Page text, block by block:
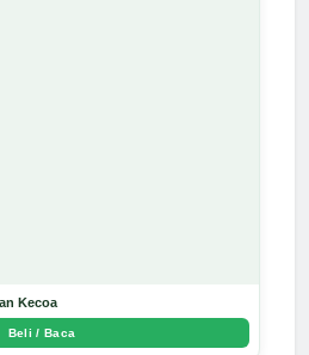
Kecoa
Beli / Baca